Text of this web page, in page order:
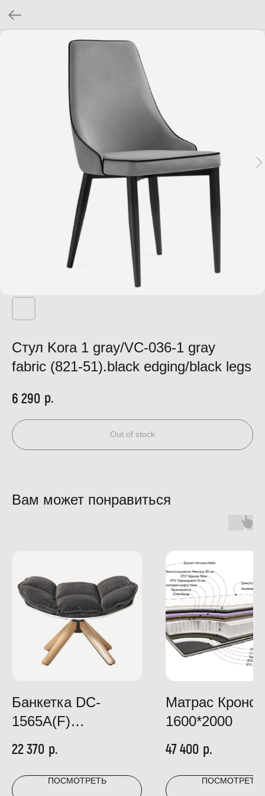
Стул Kora 1 gray/VC-036-1 gray
fabric (821-51).black edging/black legs
6 290 р.
Out of stock
Вам может понравиться
Банкетка DC-
1565А(F)
коричневый НЕ510-
24В
22 370 р.
ПОСМОТРЕТЬ
Матрас Кронос
1600*2000
47 400 р.
ПОСМОТРЕТЬ